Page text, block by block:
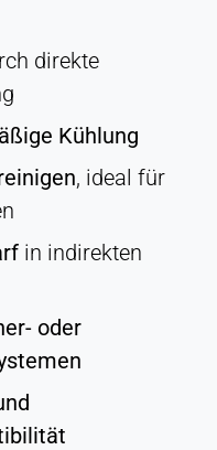
direkte
Kühlung
, ideal für
in indirekten
oder
und zur
Besucher.